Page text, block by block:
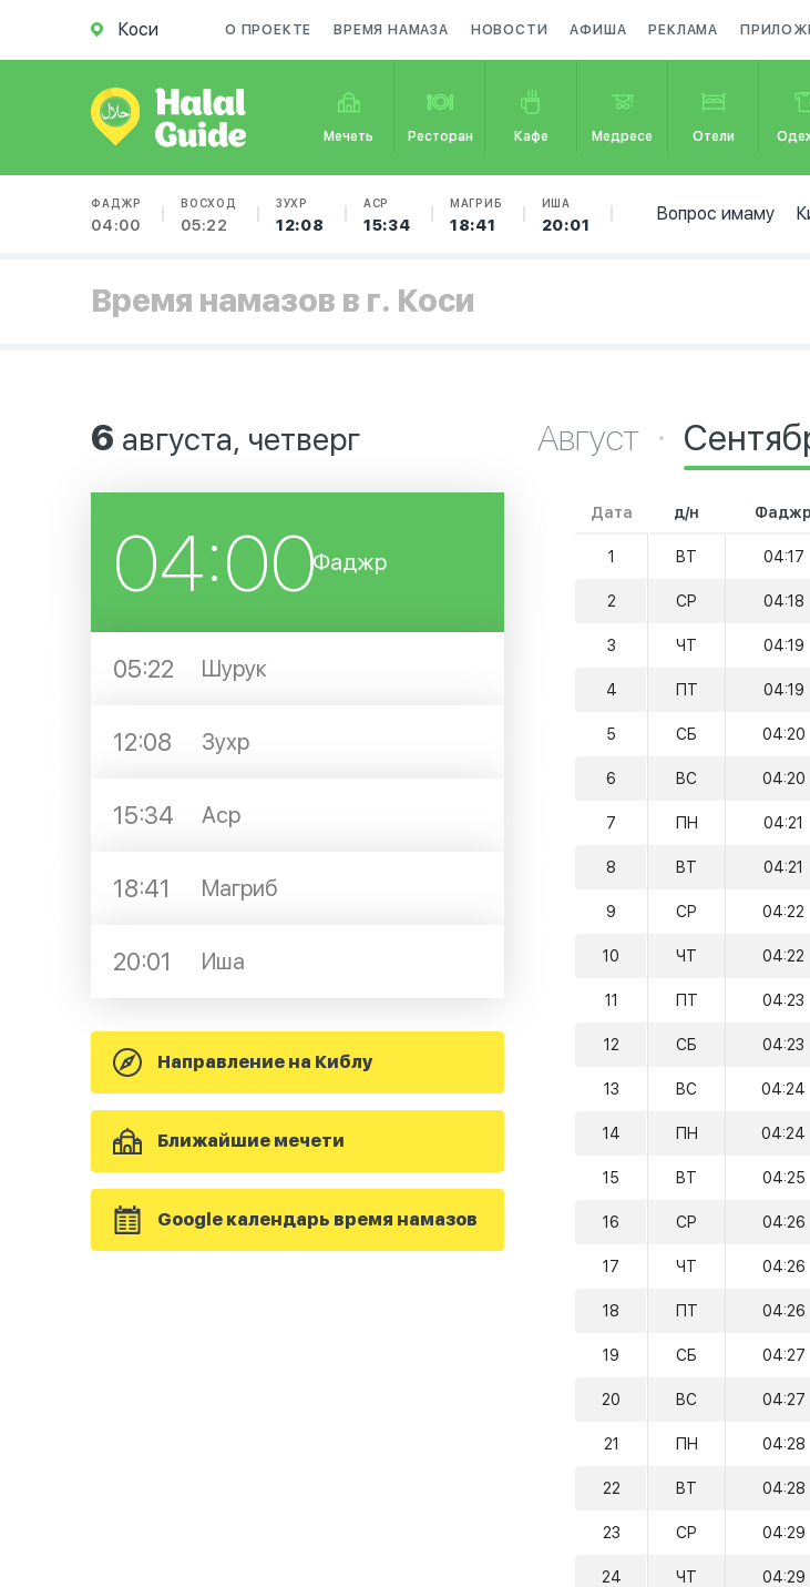
Коси О ПРОЕКТЕ ВРЕМЯ НАМАЗА НОВОСТИ АФИША РЕКЛАМА
Мечеть Ресторан Кафе Медресе Отели
ФАДЖР
04:00
ВОСХОД
05:22
ЗУХР
12:08
АСР
15:34
МАГРИБ
18:41
ИША
20:01
Вопрос имаму
Время намазов в г. Коси
6 августа, четверг
04:00Фаджр
05:22 Шурук
12:08 Зухр
15:34 Аср
18:41 Магриб
20:01 Иша
Направление на Киблу
Ближайшие мечети
Google календарь время намазов
Август
Дата д/н Фаджр
1 ВТ 04:17
2 СР 04:18
3 ЧТ 04:19
4 ПТ 04:19
5 СБ 04:20
6 ВС 04:20
7 ПН 04:21
8 ВТ 04:21
9 СР 04:22
10 ЧТ 04:22
11 ПТ 04:23
12 СБ 04:23
13 ВС 04:24
14 ПН 04:24
15 ВТ 04:25
16 СР 04:26
17 ЧТ 04:26
18 ПТ 04:26
19 СБ 04:27
20 ВС 04:27
21 ПН 04:28
22 ВТ 04:28
23 СР 04:29
24 ЧТ 04:29